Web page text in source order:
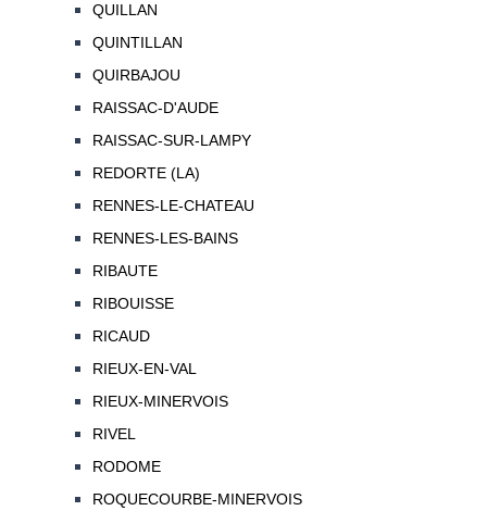
QUILLAN
QUINTILLAN
QUIRBAJOU
RAISSAC-D'AUDE
RAISSAC-SUR-LAMPY
REDORTE (LA)
RENNES-LE-CHATEAU
RENNES-LES-BAINS
RIBAUTE
RIBOUISSE
RICAUD
RIEUX-EN-VAL
RIEUX-MINERVOIS
RIVEL
RODOME
ROQUECOURBE-MINERVOIS